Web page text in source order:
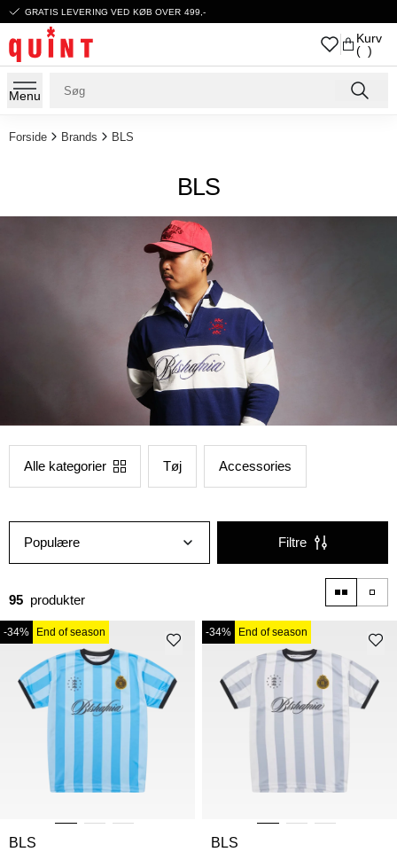
GRATIS LEVERING VED KØB OVER 499,-
Kurv
( )
Menu
Forside Brands BLS
BLS
Alle kategorier Tøj Accessories
Populære Filtre
95 produkter
-34% End of season
BLS
-34% End of season
BLS